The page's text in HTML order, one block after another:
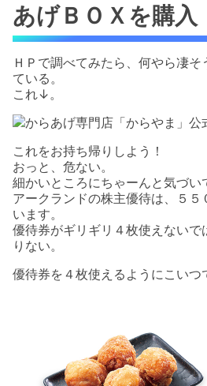
あげＢＯＸを購入
ＨＰで調べてみたら、何やら凄
ている。
これ↓。
これをお持ち帰りしよう！
おっと、危ない。
細かいところにちゃーんと気づい
アークランドの株主優待は、５５
います。
優待券がギリギリ４枚使えないで
りない。
優待券を４枚使えるようにこいつ